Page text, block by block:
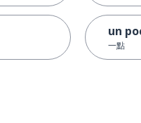
un
一點